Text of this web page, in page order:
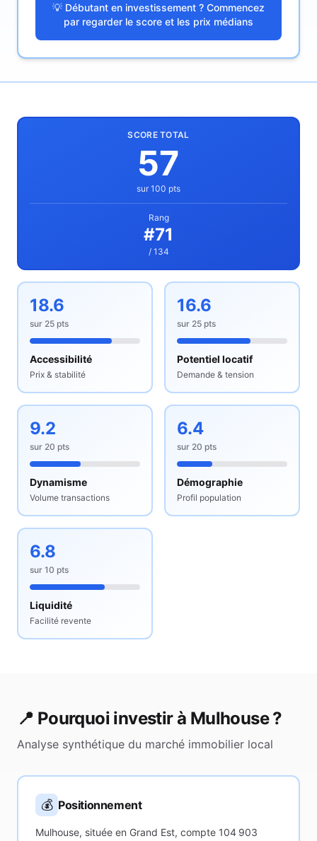
💡 Débutant en investissement ? Commencez
par regarder le score et les prix médians
SCORE TOTAL
57
sur 100 pts
Rang
#71
/ 134
18.6
sur 25 pts
Accessibilité
Prix & stabilité
16.6
sur 25 pts
Potentiel locatif
Demande & tension
9.2
sur 20 pts
Dynamisme
Volume transactions
6.4
sur 20 pts
Démographie
Profil population
6.8
sur 10 pts
Liquidité
Facilité revente
📍 Pourquoi investir à Mulhouse?
Analyse synthétique du marché immobilier local
💰 Positionnement
Mulhouse, située en Grand Est, compte 104 903